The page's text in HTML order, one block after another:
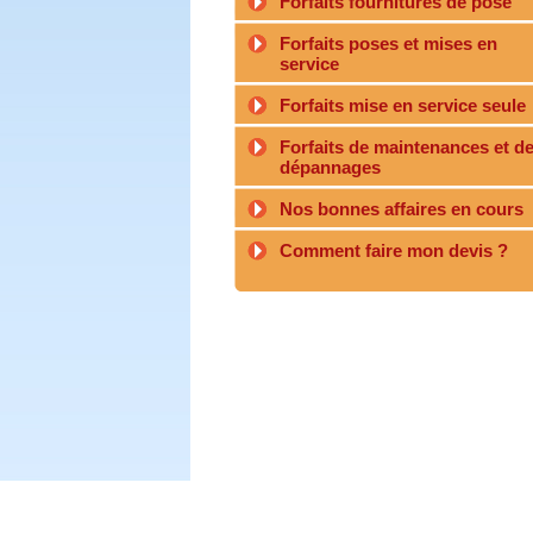
Forfaits poses et mises en
service
Forfaits mise en service seule
Forfaits de maintenances et de
dépannages
Nos bonnes affaires en cours
Comment faire mon devis ?